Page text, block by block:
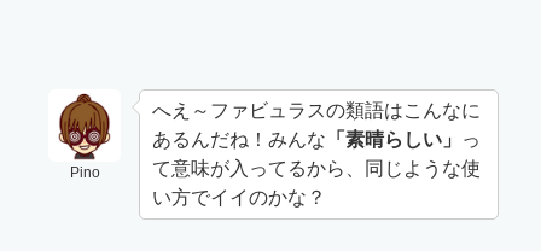
Pino
へえ～ファビュラスの類語はこんなに
あるんだね！みんな 「素晴らしい」
っ
て意味が入ってるから、同じような使
い方でイイのかな？